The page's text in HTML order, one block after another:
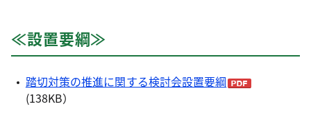
≪設置要綱≫
踏切対策の推進に関する検討会設置要綱
(138KB）